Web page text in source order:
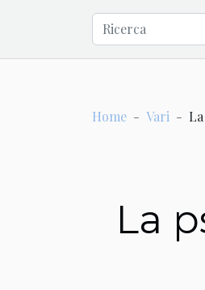
Home Vari
La